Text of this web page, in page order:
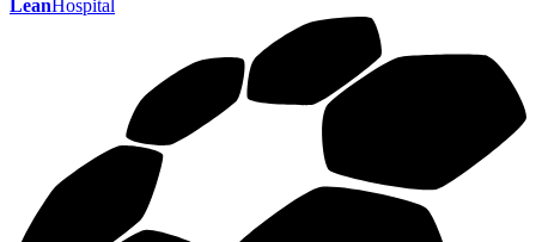
Lean Hospital